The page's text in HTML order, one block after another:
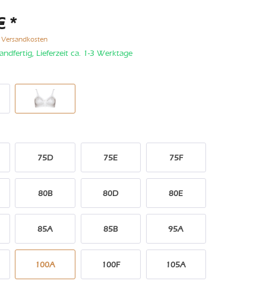
*
Versandkosten
Lieferzeit ca. 1-3 Werktage
75D 75E 75F
80B 80D 80E
85A 85B 95A
100A 100F 105A